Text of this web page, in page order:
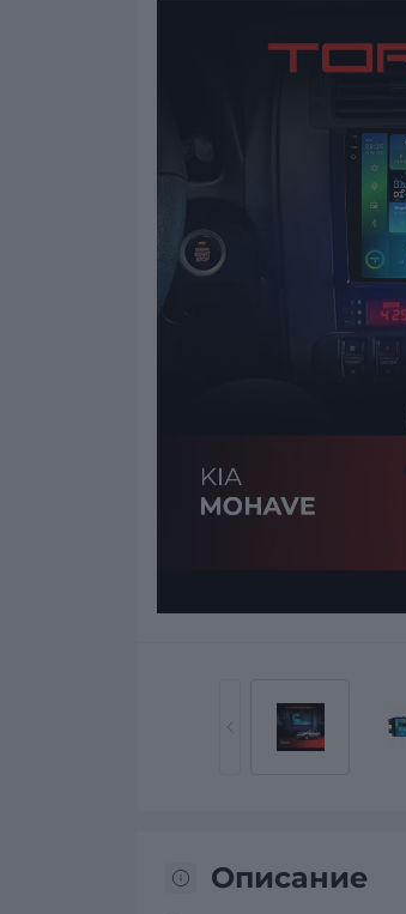
Описание